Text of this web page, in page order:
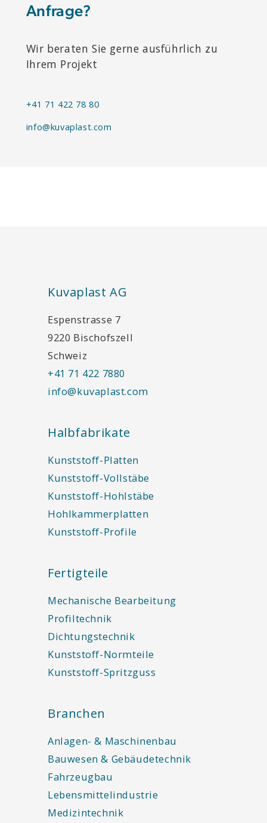
Anfrage?
Wir beraten Sie gerne ausführlich zu
Ihrem Projekt
+41 71 422 78 80
info@kuvaplast.com
Kuvaplast AG
Espenstrasse 7
9220 Bischofszell
Schweiz
+41 71 422 7880
info@kuvaplast.com
Halbfabrikate
Kunststoff-Platten
Kunststoff-Vollstäbe
Kunststoff-Hohlstäbe
Hohlkammerplatten
Kunststoff-Profile
Fertigteile
Mechanische Bearbeitung
Profiltechnik
Dichtungstechnik
Kunststoff-Normteile
Kunststoff-Spritzguss
Branchen
Anlagen- & Maschinenbau
Bauwesen & Gebäudetechnik
Fahrzeugbau
Lebensmittelindustrie
Medizintechnik